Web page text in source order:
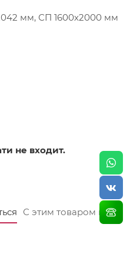
мм, СП 1600х2000 мм
не входит.
С этим товаром